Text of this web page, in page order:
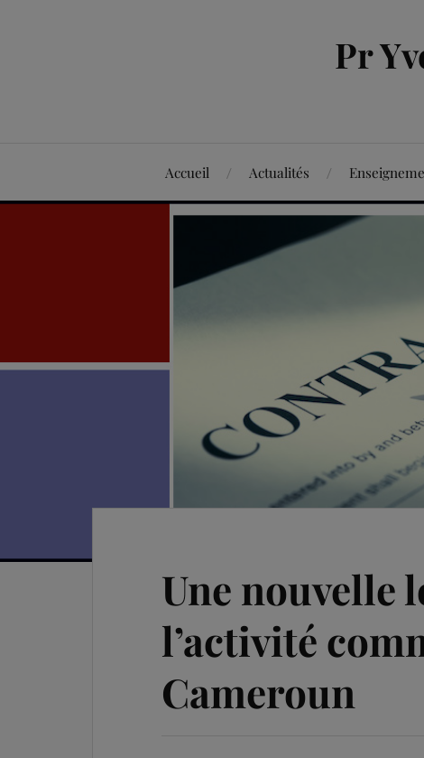
Pr
Accueil Actualités
Une nouvelle
l’activité
Cameroun